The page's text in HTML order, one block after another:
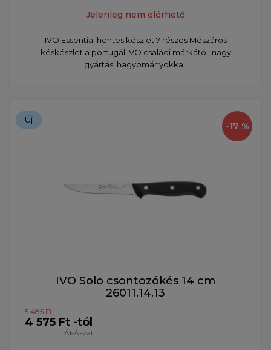
Jelenleg nem elérhető
IVO Essential hentes készlet 7 részes Mészáros
késkészlet a portugál IVO családi márkától, nagy
gyártási hagyományokkal.
-17 %
Új
IVO Solo csontozókés 14 cm
26011.14.13
5 485 Ft
4 575 Ft -tól
ÁFÁ-val